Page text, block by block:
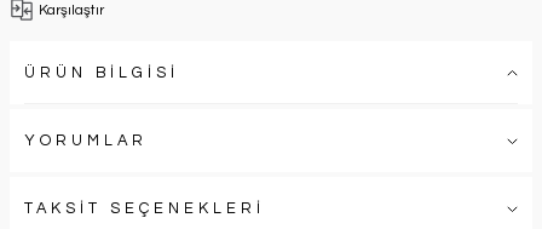
Karşılaştır
ÜRÜN BİLGİSİ
YORUMLAR
TAKSİT SEÇENEKLERİ